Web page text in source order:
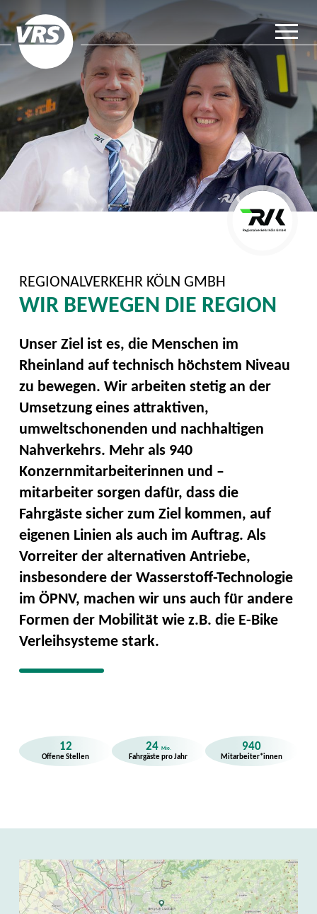
REGIONALVERKEHR KÖLN GMBH
WIR BEWEGEN DIE REGION
Unser Ziel ist es, die Menschen im
Rheinland auf technisch höchstem Niveau
zu bewegen. Wir arbeiten stetig an der
Umsetzung eines attraktiven,
umweltschonenden und nachhaltigen
Nahverkehrs. Mehr als 940
Konzernmitarbeiterinnen und –
mitarbeiter sorgen dafür, dass die
Fahrgäste sicher zum Ziel kommen, auf
eigenen Linien als auch im Auftrag. Als
Vorreiter der alternativen Antriebe,
insbesondere der Wasserstoff-Technologie
im ÖPNV, machen wir uns auch für andere
Formen der Mobilität wie z.B. die E-Bike
Verleihsysteme stark.
Offene Stellen
12
Fahrgäste pro Jahr
24 Mio.
Mitarbeiter*innen
940